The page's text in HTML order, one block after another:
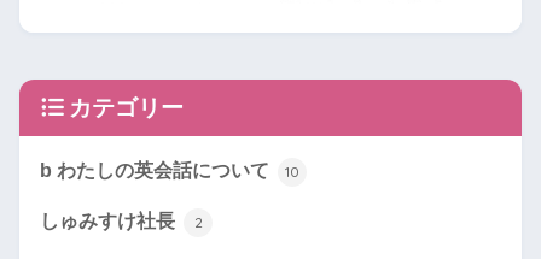
カテゴリー
b わたしの英会話について 10
しゅみすけ社長 2